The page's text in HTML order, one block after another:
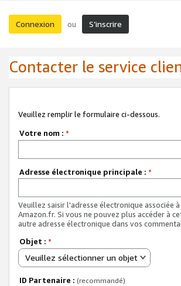
Connexion ou S’inscrire
Contacter le service
Veuillez remplir le formulaire ci-dessous.
Votre nom : *
Adresse électronique principale : *
Veuillez saisir l'adresse électronique associée
Amazon.fr. Si vous ne pouvez plus accéder à
autre adresse électronique dans vos
Objet : *
Veuillez sélectionner un objet
ID Partenaire : (recommandé)